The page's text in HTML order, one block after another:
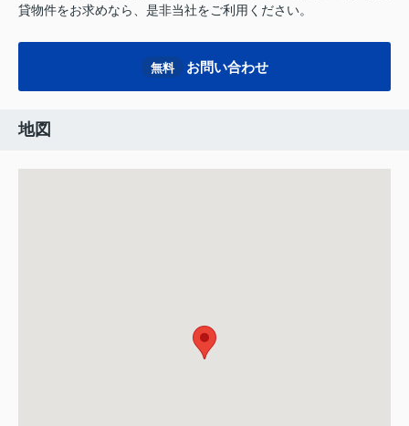
貸物件をお求めなら、是非当社をご利用ください。
無料 お問い合わせ
地図